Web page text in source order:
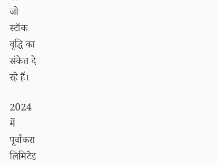
जो
स्टॉक
वृद्धि का
संकेत दे
रहे हैं।
2024
में
पूर्वांकरा
लिमिटेड